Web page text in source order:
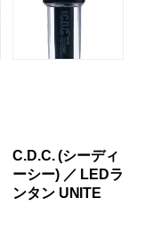
C.D.C. (シーディ
ーシー) ／ LEDラ
ンタン UNITE